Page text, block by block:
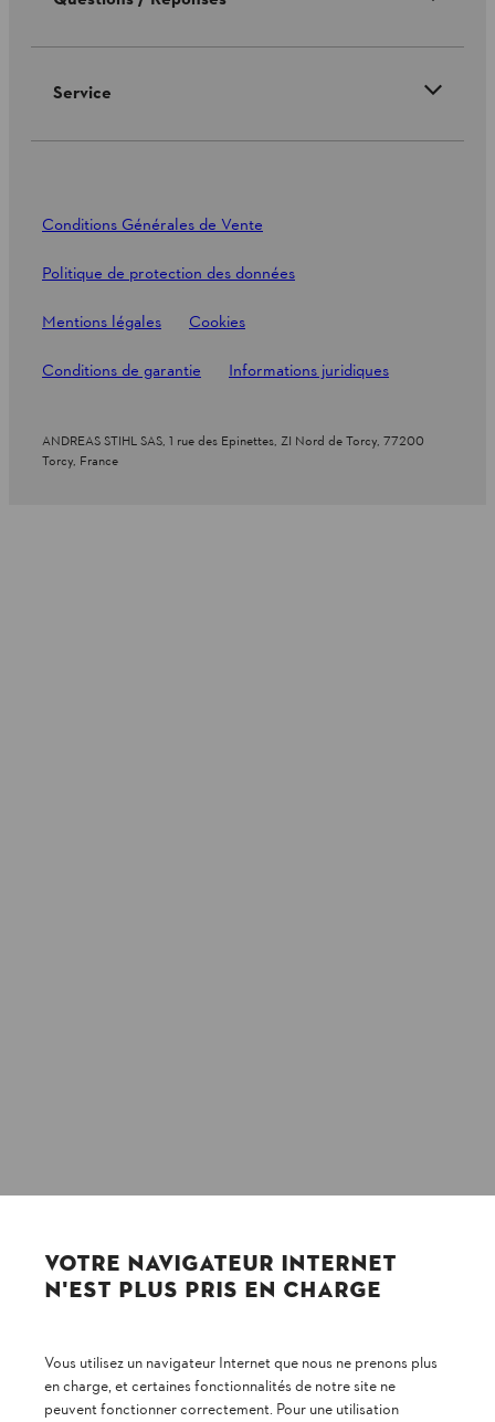
Service
Conditions Générales de Vente
Politique de protection des données
Mentions légales Cookies
Conditions de garantie Informations juridiques
ANDREAS STIHL SAS, 1 rue des Epinettes, ZI Nord de Torcy, 77200
Torcy, France
VOTRE NAVIGATEUR INTERNET
N'EST PLUS PRIS EN CHARGE
Vous utilisez un navigateur Internet que nous ne prenons plus
en charge, et certaines fonctionnalités de notre site ne
peuvent fonctionner correctement. Pour une utilisation